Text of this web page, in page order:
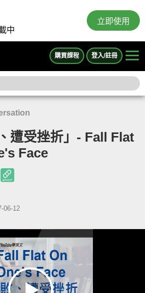
中
立即使用
購買課程 登入/註冊
遭受挫折」- Fall Flat
Face
06-12